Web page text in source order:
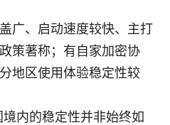
广、启动速度较快、主打
策著称；有自家加密协
地区使用体验稳定性较
内的稳定性并非始终如